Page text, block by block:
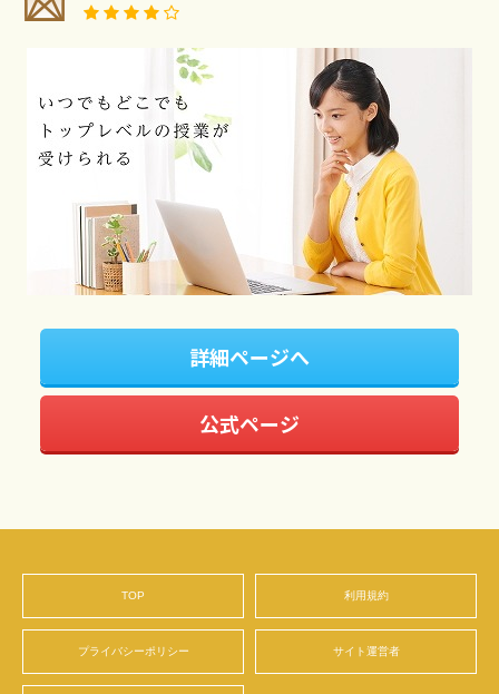
詳細ページへ
公式ページ
TOP 利用規約
プライバシーポリシー サイト運営者